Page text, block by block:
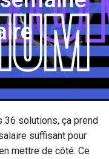
36 solutions, ça prend
suffisant pour
mettre de côté. Ce